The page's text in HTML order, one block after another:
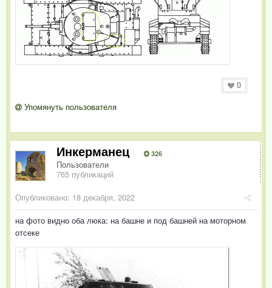
0
Упомянуть пользователя
Инкерманец 326
Пользователи
765 публикаций
Опубликовано: 18 декабря, 2022
на фото видно оба люка: на башне и под башней на моторном
отсеке